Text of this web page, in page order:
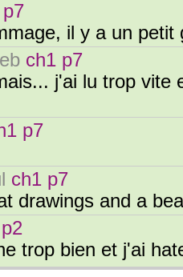
il y a un
ch1 p7
j'ai lu trop vite
p7
ch1 p7
drawings and a
trop bien et j'ai